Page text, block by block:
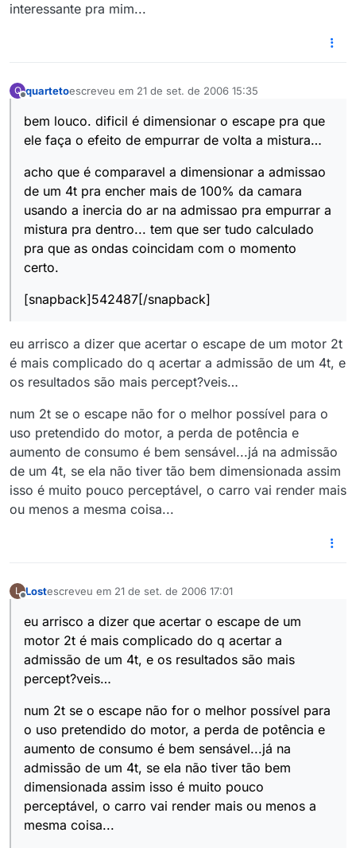
interessante pra mim...
Q quartetoescreveu em 21 de set. de 2006 15:35
última edição por
bem louco. dificil é dimensionar o escape pra que
ele faça o efeito de empurrar de volta a mistura…
acho que é comparavel a dimensionar a admissao
de um 4t pra encher mais de 100% da camara
usando a inercia do ar na admissao pra empurrar a
mistura pra dentro... tem que ser tudo calculado
pra que as ondas coincidam com o momento
certo.
[snapback]542487[/snapback]
eu arrisco a dizer que acertar o escape de um motor 2t
é mais complicado do q acertar a admissão de um 4t, e
os resultados são mais percept?veis…
num 2t se o escape não for o melhor possível para o
uso pretendido do motor, a perda de potência e
aumento de consumo é bem sensável...já na admissão
de um 4t, se ela não tiver tão bem dimensionada assim
isso é muito pouco perceptável, o carro vai render mais
ou menos a mesma coisa...
L Lostescreveu em 21 de set. de 2006 17:01
última edição por
eu arrisco a dizer que acertar o escape de um
motor 2t é mais complicado do q acertar a
admissão de um 4t, e os resultados são mais
percept?veis…
num 2t se o escape não for o melhor possível para
o uso pretendido do motor, a perda de potência e
aumento de consumo é bem sensável...já na
admissão de um 4t, se ela não tiver tão bem
dimensionada assim isso é muito pouco
perceptável, o carro vai render mais ou menos a
mesma coisa...